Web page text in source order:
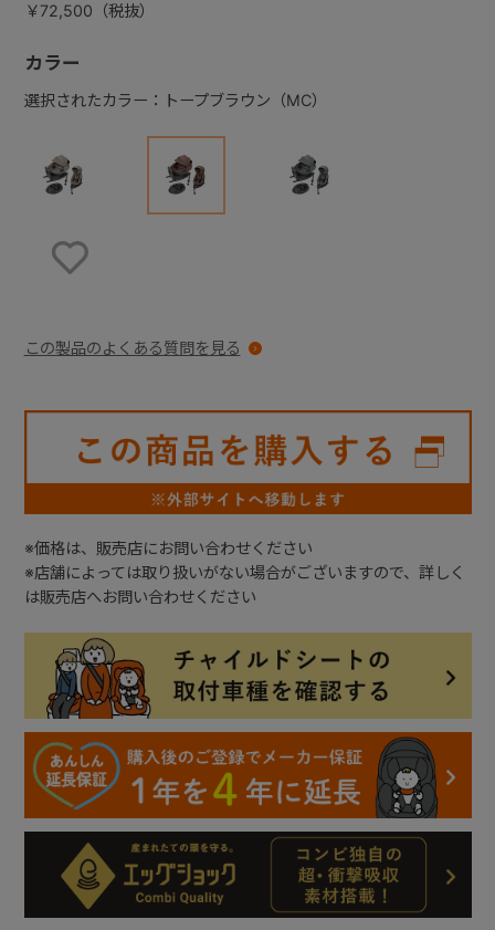
￥72,500（税抜）
カラー
選択されたカラー：トープブラウン（MC）
この製品のよくある質問を見る
※価格は、販売店にお問い合わせください
※店舗によっては取り扱いがない場合がございますので、詳しく
は販売店へお問い合わせください